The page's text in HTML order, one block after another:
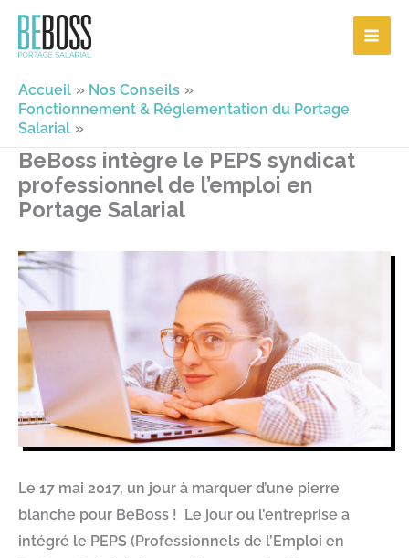
Aller
Accueil
Nos Conseils
Fonctionnement & Réglementation du Portage
Salarial
BeBoss intègre le PEPS syndicat
professionnel de l’emploi en
Portage Salarial
Le 17 mai 2017, un jour à marquer d’une pierre
blanche pour BeBoss ! Le jour ou l’entreprise a
intégré le PEPS (Professionnels de l’Emploi en